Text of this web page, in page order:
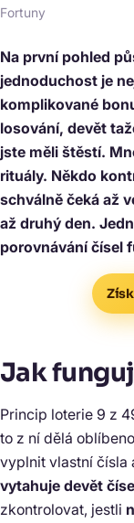
Fortuny
Na první pohled
jednoduchost je
komplikované
losování, devět
jste měli štěstí.
rituály. Někdo
schválně čeká až
až druhý den.
porovnávání čísel
Jak
Princip loterie 9 z
to z ní dělá
vyplnit vlastní čísla
vytahuje devět
zkontrolovat, jestli